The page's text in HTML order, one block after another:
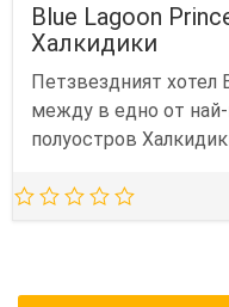
Blue Lagoon
Халкидики
Петзвездният хотел
между в едно от
полуостров